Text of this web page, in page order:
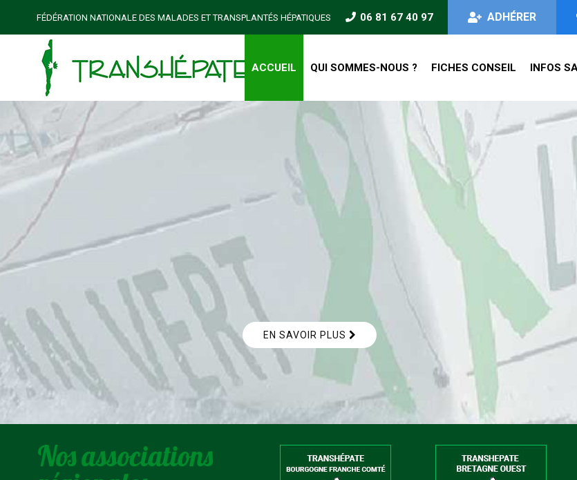
FÉDÉRATION NATIONALE DES MALADES ET TRANSPLANTÉS HÉPATIQUES 06 81 67 40 97 ADHÉRER
ACCUEIL QUI SOMMES-NOUS ? FICHES CONSEIL INFOS
EN SAVOIR PLUS
Un week-end avec les jeunes greffés les résultats de l’étude KAIAK